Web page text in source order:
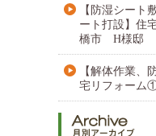
【防湿シート
ート打設】
橋市 H様邸
【解体作業、
宅リフォー